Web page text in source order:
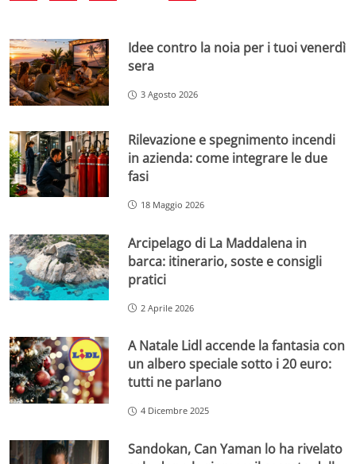
Idee contro la noia per i tuoi venerdì
sera
3 Agosto 2026
Rilevazione e spegnimento incendi
in azienda: come integrare le due
fasi
18 Maggio 2026
Arcipelago di La Maddalena in
barca: itinerario, soste e consigli
pratici
2 Aprile 2026
A Natale Lidl accende la fantasia con
un albero speciale sotto i 20 euro:
tutti ne parlano
4 Dicembre 2025
Sandokan, Can Yaman lo ha rivelato